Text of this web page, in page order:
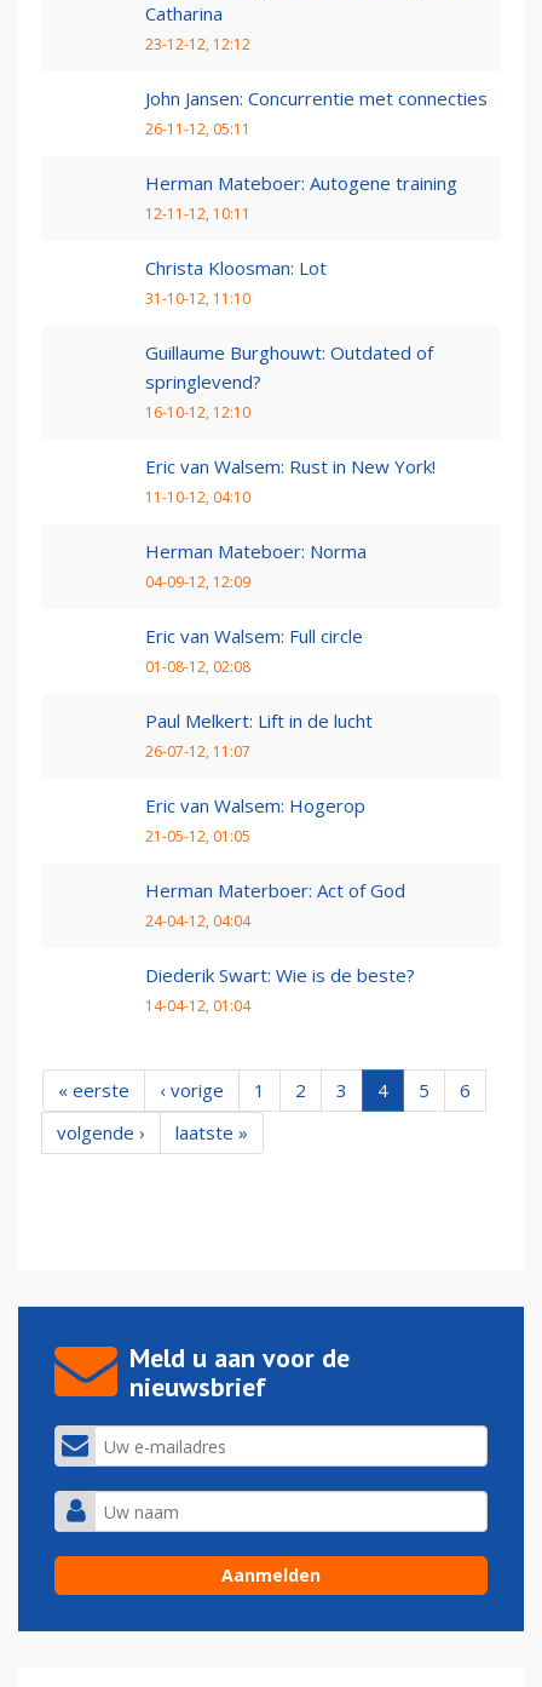
Catharina
23-12-12, 12:12
John Jansen: Concurrentie met connecties
26-11-12, 05:11
Herman Mateboer: Autogene training
12-11-12, 10:11
Christa Kloosman: Lot
31-10-12, 11:10
Guillaume Burghouwt: Outdated of
springlevend?
16-10-12, 12:10
Eric van Walsem: Rust in New York!
11-10-12, 04:10
Herman Mateboer: Norma
04-09-12, 12:09
Eric van Walsem: Full circle
01-08-12, 02:08
Paul Melkert: Lift in de lucht
26-07-12, 11:07
Eric van Walsem: Hogerop
21-05-12, 01:05
Herman Materboer: Act of God
24-04-12, 04:04
Diederik Swart: Wie is de beste?
14-04-12, 01:04
« eerste ‹ vorige 1 2 3 4 5
6
volgende ›
laatste »
Meld u aan voor de
nieuwsbrief